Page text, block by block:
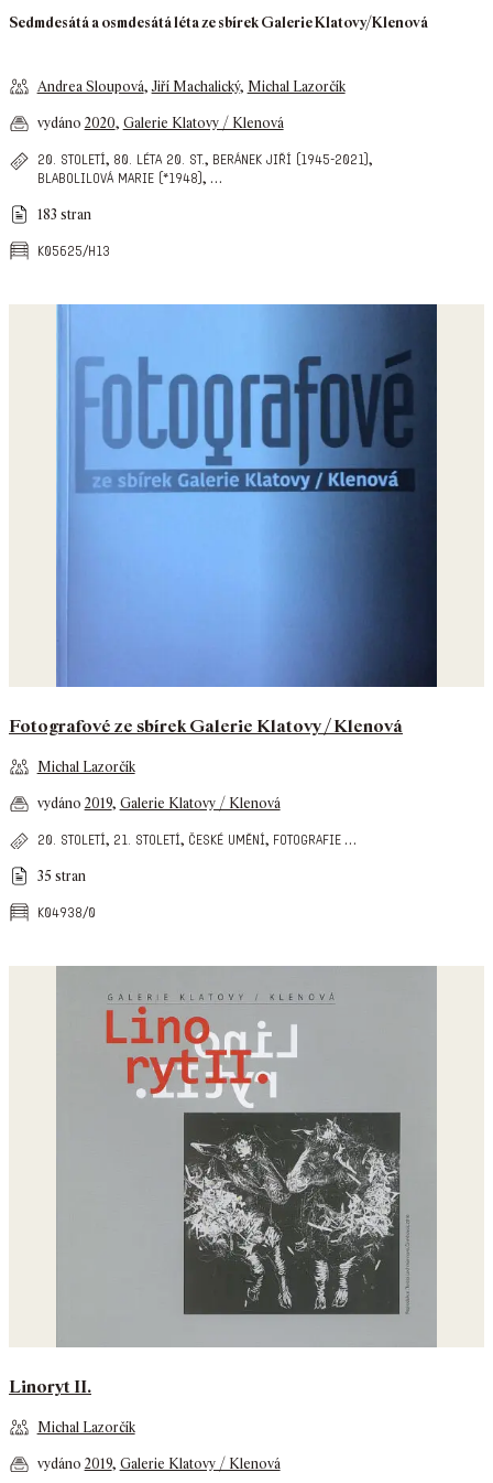
Sedmdesátá a osmdesátá léta ze sbírek Galerie Klatovy/Klenová
Andrea Sloupová,Jiří Machalický, Michal Lazorčík
vydáno 2020, Galerie Klatovy / Klenová
20. století, 80. léta 20. st., beránek jiří (1945-2021) ,
blabolilová marie (*1948) , …
183 stran
k05625/h13
Fotografové ze sbírek Galerie Klatovy / Klenová
Michal Lazorčík
vydáno 2019, Galerie Klatovy / Klenová
20. století, 21. století, české umění, fotografie…
35 stran
k04938/0
Linoryt II.
Michal Lazorčík
vydáno 2019, Galerie Klatovy / Klenová